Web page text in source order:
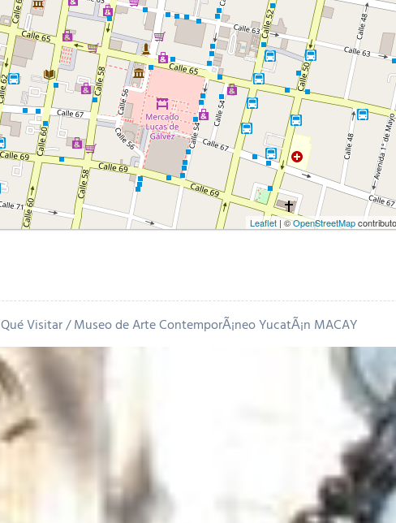
Leaflet | ©OpenStreetMap
Qué Visitar Museo de Arte ContemporÃ¡neo YucatÃ¡n MACAY